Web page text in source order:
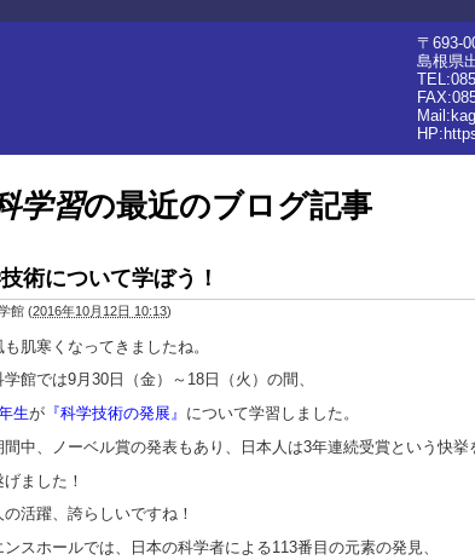
〒693-
島根県
HP:
学習の最近のブログ記事
術について学ぼう！
館 (2016年10月12日 10:13)
も肌寒くなってきましたね。
館では9月30日（金）～18日（火）の間、
生が 『科学技術の発展』 について学習しました。
間中、ノーベル賞の発表もあり、日本人は3年連続受賞という快挙
ました！
の活躍、誇らしいですね！
ンスホールでは、日本の科学者による113番目の元素の発見、